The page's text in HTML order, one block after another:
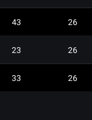
43 26
23 26
33 26